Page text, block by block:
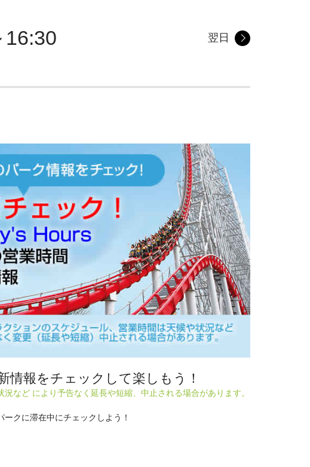
16:30 翌日
情報をチェックして楽しもう！
況など により予告なく延長や短縮、中止される場合があります。
ークに滞在中にチェックしよう！